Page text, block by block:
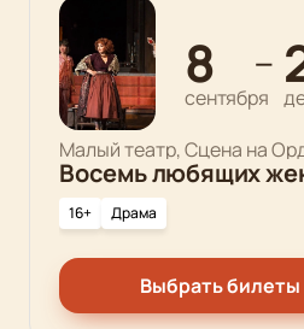
8
сентября
—
Малый театр, Сцена на
Восемь любящих
16+ Драма
Выбрать билеты